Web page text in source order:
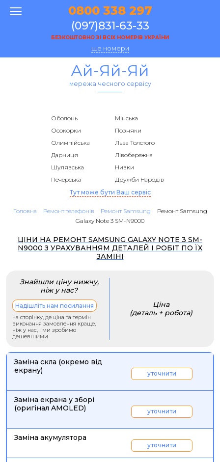
0800 338 297
(097)831-63-33
БЕЗКОШТОВНО ЗІ ВСІХ НОМЕРІВ УКРАЇНИ
ще номери
Ай-Яй-Яй
мережа чесного сервісу
Оболонь
Мінська
Осокорки
Позняки
Олимпійська
Льва Толстого
Дарниця
Лівобережна
Шулявська
Нивки
Печерська
Дружби Народів
Тут може бути Ваш сервіс
Головна Ремонт телефонів Ремонт Samsung
Ремонт Samsung
Galaxy Note 3 SM-N9000
ЦІНИ НА РЕМОНТ SAMSUNG GALAXY NOTE 3 SM-
N9000 З УРАХУВАННЯМ ДЕТАЛЕЙ І РОБІТ ПО ЇХ
ЗАМІНІ
Знайшли ціну нижчу,
ніж у нас?
Надішліть нам посилання
на сторінку, де ціна та термін
виконання замовлення краще,
ніж у нас, і ми зробимо
дешевшими
Ціна
(деталь + робота)
Заміна скла (окремо від
екрану)
уточнити
Заміна екрана у зборі
(оригінал AMOLED)
уточнити
Заміна акумулятора
уточнити